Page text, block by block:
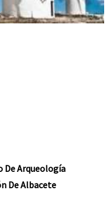
De Arqueología
De Albacete